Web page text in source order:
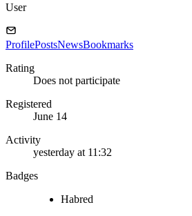
User
ProfilePostsNewsBookmarks
Rating
Does not participate
Registered
June 14
Activity
yesterday at 11:32
Badges
Habred